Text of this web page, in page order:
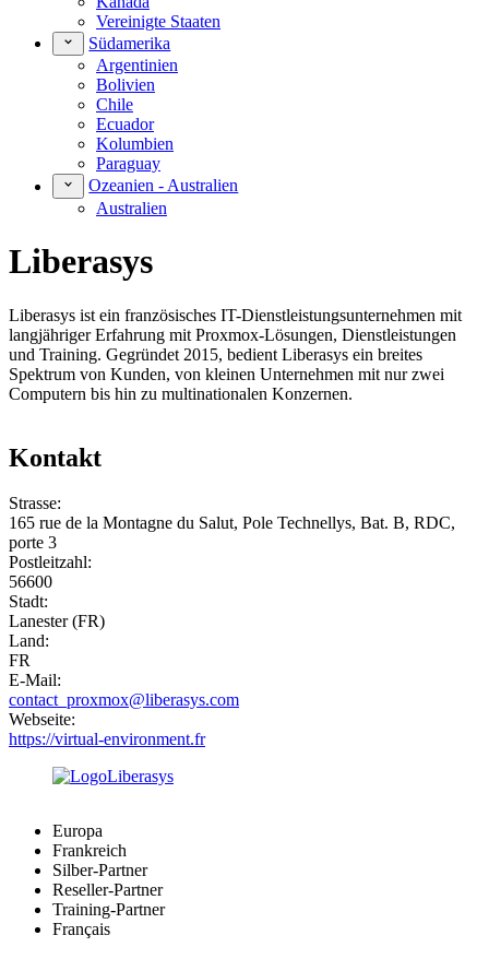
Vereinigte Staaten
Südamerika
Argentinien
Bolivien
Chile
Ecuador
Kolumbien
Paraguay
Ozeanien - Australien
Australien
Liberasys
Liberasys ist ein französisches IT-Dienstleistungsunternehmen mit
langjähriger Erfahrung mit Proxmox-Lösungen, Dienstleistungen
und Training. Gegründet 2015, bedient Liberasys ein breites
Spektrum von Kunden, von kleinen Unternehmen mit nur zwei
Computern bis hin zu multinationalen Konzernen.
Kontakt
Strasse:
165 rue de la Montagne du Salut, Pole Technellys, Bat. B, RDC,
porte 3
Postleitzahl:
56600
Stadt:
Lanester (FR)
Land:
FR
E-Mail:
contact_proxmox@liberasys.com
Webseite:
https://virtual-environment.fr
Europa
Frankreich
Silber-Partner
Reseller-Partner
Training-Partner
Français